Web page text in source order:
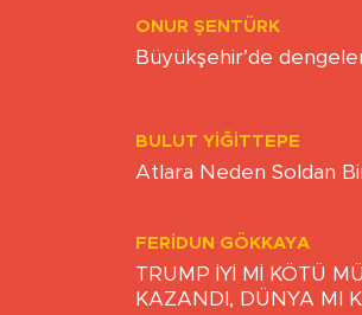
ONUR ŞENTÜRK
Büyükşehir’de
BULUT YİĞİTTEPE
Atlara Neden Soldan
FERIDUN GÖKKAYA
TRUMP İYİ Mİ KÖTÜ
KAZANDI, DÜNYA MI